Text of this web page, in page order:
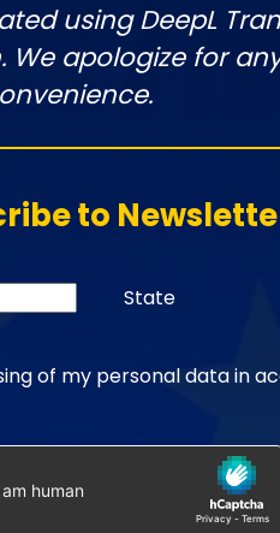
using DeepL
apologize for
to
State
of my personal data in